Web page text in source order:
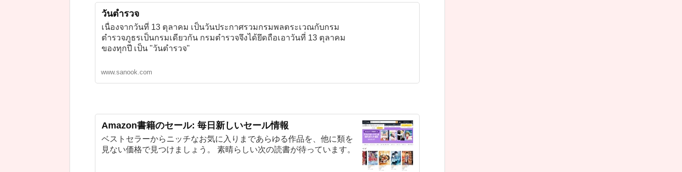
วันตำรวจ
เนื่องจากวันที่ 13 ตุลาคม เป็นวันประกาศรวมกรมพลตระเวณกับกรม
ตำรวจภูธรเป็นกรมเดียวกัน กรมตำรวจจึงได้ยึดถือเอาวันที่ 13 ตุลาคม
ของทุกปี เป็น "วันตำรวจ"
www.sanook.com
Amazon書籍のセール: 毎日新しいセール情報
ベストセラーからニッチなお気に入りまであらゆる作品を、他に類を
見ない価格で見つけましょう。 素晴らしい次の読書が待っています。